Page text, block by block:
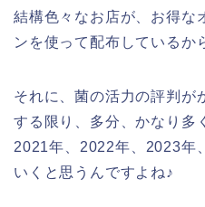
結構色々なお店が、お得な
ンを使って配布しているか
それに、菌の活力の評判が
する限り、多分、かなり多
2021年、2022年、2023年
いくと思うんですよね♪